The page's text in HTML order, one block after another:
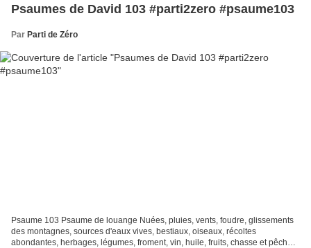
Psaumes de David 103 #parti2zero #psaume103
Par Parti de Zéro
Psaume 103 Psaume de louange Nuées, pluies, vents, foudre, glissements
des montagnes, sources d'eaux vives, bestiaux, oiseaux, récoltes
abondantes, herbages, légumes, froment, vin, huile, fruits, chasse et pêche